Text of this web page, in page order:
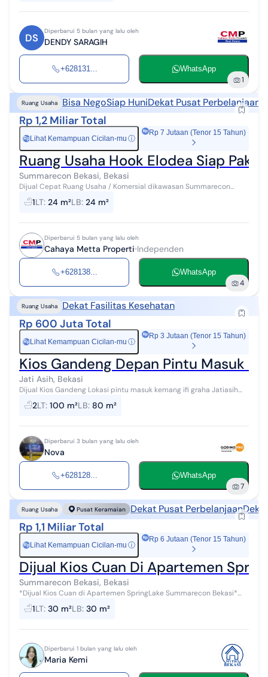
DS
Diperbarui 5 bulan yang lalu oleh
DENDY SARAGIH
+628131... WhatsApp
1
Ruang Usaha Bisa NegoSiap HuniDekat Pusat Perbelanjaan
Rp 1,2 Miliar Total
RpLihat Kemampuan Cicilan-mu ⓘ
Rp 7 Jutaan (Tenor 15 Tahun)
Ruang Usaha Hook Elodea Siap
Summarecon Bekasi, Bekasi
Dijual Cepat Ruang Usaha / Komersial dikawasan Summarecon
Bekasi Tower Elodea. Kesempatan emas memiliki unit usaha dengan
posisi strategis dan ukur...
1LT: 24 m²LB: 24 m²
Diperbarui 5 bulan yang lalu oleh
Cahaya Metta Properti Independen
+628138... WhatsApp
4
Ruang Usaha Dekat Fasilitas Kesehatan
Rp 600 Juta Total
RpLihat Kemampuan Cicilan-mu ⓘ
Rp 3 Jutaan (Tenor 15 Tahun)
Kios Gandeng Depan Pintu Masuk
Jati Asih, Bekasi
Dijual Kios Gandeng Lokasi pintu masuk kemang ifi graha Jatiasih
Tidak banjir (posisi tinggi) Dekat puskesmas jatirasa Row jalan lebar
Kepemilikan...
2LT: 100 m²LB: 80 m²
Diperbarui 3 bulan yang lalu oleh
Nova
+628128... WhatsApp
7
Ruang Usaha Pusat Keramaian Dekat Pusat Perbelanjaan
Rp 1,1 Miliar Total
RpLihat Kemampuan Cicilan-mu ⓘ
Rp 6 Jutaan (Tenor 15 Tahun)
Dijual Kios Cuan Di Apartemen
Summarecon Bekasi, Bekasi
*Dijual Kios Cuan di Apartemen SpringLake Summarecon Bekasi*
Luas 30 m² Pintu Rolling Door Lantai Dasar Listrik 2.200 w Air PAM
SHGB #mk ...
1LT: 30 m²LB: 30 m²
Diperbarui 1 bulan yang lalu oleh
Maria Kemi